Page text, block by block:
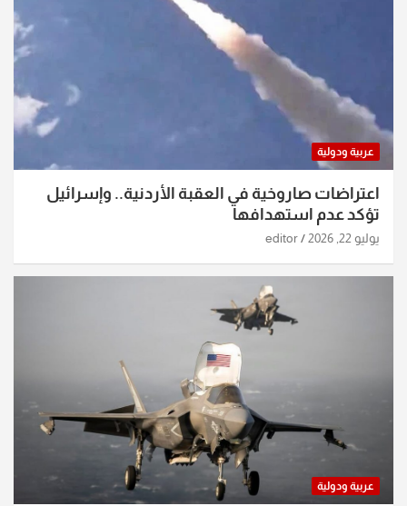
عربية ودولية
اعتراضات صاروخية في العقبة الأردنية.. وإسرائيل
تؤكد عدم استهدافها
يوليو 22, 2026 editor
عربية ودولية